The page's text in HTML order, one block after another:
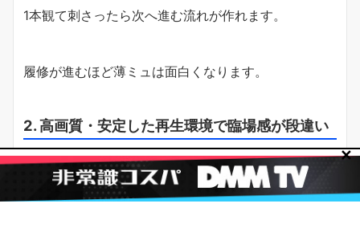
1本観て刺さったら次へ進む流れが作れます。
履修が進むほど薄ミュは面白くなります。
2. 高画質・安定した再生環境で臨場感が段違い
舞台は画質と音で体験が変わります。
✕